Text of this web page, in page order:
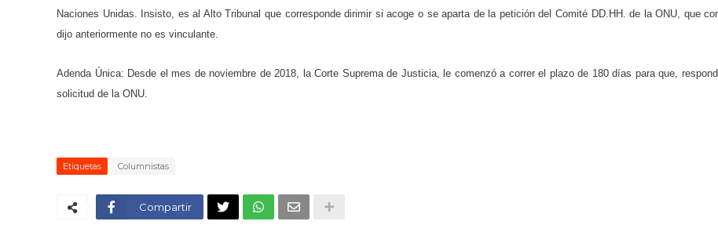
Naciones Unidas. Insisto, es al Alto Tribunal que corresponde dirimir si acoge o se aparta de la petición del Comité DD.HH. de la ONU, que
dijo anteriormente no es vinculante.
Adenda Única: Desde el mes de noviembre de 2018, la Corte Suprema de Justicia, le comenzó a correr el plazo de 180 días para que,
solicitud de la ONU.
Etiquetas Columnistas
Compartir